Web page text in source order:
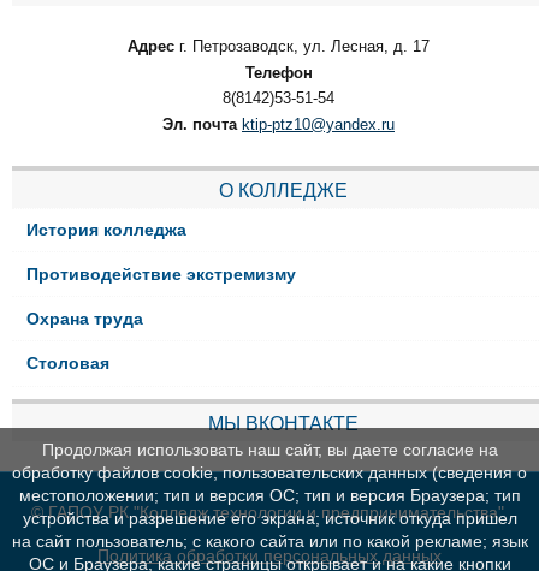
Адрес г. Петрозаводск, ул. Лесная, д. 17
Телефон
8(8142)53-51-54
Эл. почта ktip-ptz10@yandex.ru
О КОЛЛЕДЖЕ
История колледжа
Противодействие экстремизму
Охрана труда
Столовая
МЫ ВКОНТАКТЕ
© ГАПОУ РК "Колледж технологии и предпринимательства"
Политика обработки персональных данных
Продолжая использовать наш сайт, вы даете согласие на
обработку файлов cookie, пользовательских данных (сведения о
местоположении; тип и версия ОС; тип и версия Браузера; тип
устройства и разрешение его экрана; источник откуда пришел
на сайт пользователь; с какого сайта или по какой рекламе; язык
ОС и Браузера; какие страницы открывает и на какие кнопки